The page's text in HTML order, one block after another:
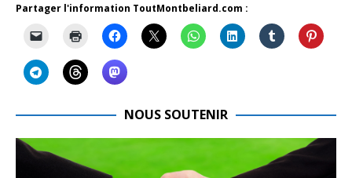
Partager l'information ToutMontbeliard.com :
NOUS SOUTENIR